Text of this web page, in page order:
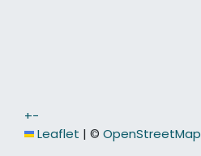
+−
Leaflet | © OpenStreetMap